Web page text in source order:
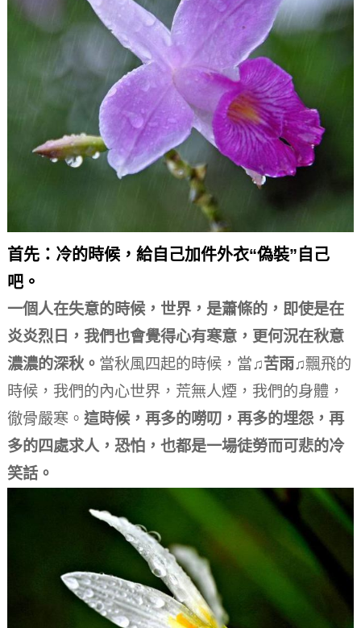
首先：冷的時候，給自己加件外衣“偽裝”自己
吧。
一個人在失意的時候，世界，是蕭條的，即使是在
炎炎烈日，我們也會覺得心有寒意，更何況在秋意
濃濃的深秋。 當秋風四起的時候，當♫苦雨♫飄飛的
時候，我們的內心世界，荒無人煙，我們的身體，
徹骨嚴寒。 這時候，再多的嘮叨，再多的埋怨，再
多的四處求人，恐怕，也都是一場徒勞而可悲的冷
笑話。